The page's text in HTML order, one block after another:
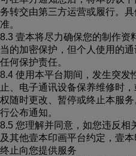
务转交由第三方运营或履行。
准。
8.3 壹本将尽力确保您的制作资
当的加密保护，但个人使用的
任何保护责任。
8.4 使用本平台期间，发生突发
止、电子通讯设备保养维修时
权随时更改、暂停或终止本服
行公布通知。
8.5 您理解并同意，如您违反相
及其他壹本印画平台约定，壹
终止向您提供服务